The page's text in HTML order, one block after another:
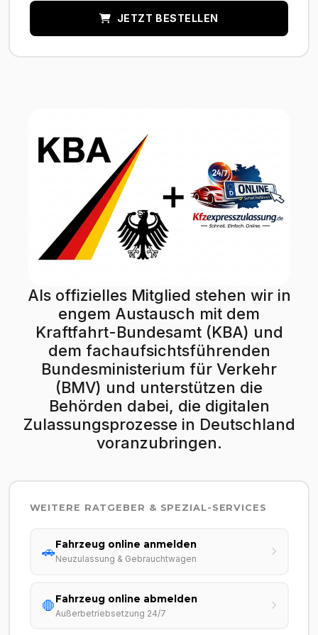
JETZT BESTELLEN
Als offizielles Mitglied stehen wir in
engem Austausch mit dem
Kraftfahrt-Bundesamt (KBA) und
dem fachaufsichtsführenden
Bundesministerium für Verkehr
(BMV) und unterstützen die
Behörden dabei, die digitalen
Zulassungsprozesse in Deutschland
voranzubringen.
WEITERE RATGEBER & SPEZIAL-SERVICES
🚗Fahrzeug online anmelden
Neuzulassung & Gebrauchtwagen
🛑Fahrzeug online abmelden
Außerbetriebsetzung 24/7